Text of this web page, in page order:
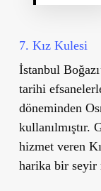
7. Kız Kulesi
İstanbul
tarihi
döneminden
kullanılmıştır.
hizmet veren
harika bir seyir